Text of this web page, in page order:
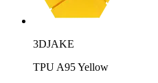
3DJAKE
TPU A95 Yellow